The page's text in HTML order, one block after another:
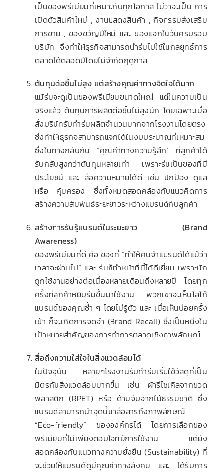
เป็นของพรีเมียมที่เหมาะกับทุกโอกาส ไม่ว่าจะเป็น การ
เปิดตัวสินค้าใหม่ , งานแสดงสินค้า , กิจกรรมส่งเสริม
การขาย , ของขวัญปีใหม่ และ ของแจกในวันครบรอบ
บริษัท จึงทำให้ธุรกิจสามารถนำร่มไปใช้ในกลยุทธ์การ
ตลาดได้ตลอดปีโดยไม่จำกัดฤดูกาล
ต้นทุนต่อชิ้นไม่สูง แต่สร้างคุณค่าทางจิตใจได้มาก
แม้ร่มจะดูเป็นของพรีเมียมขนาดใหญ่ แต่ในความเป็น
จริงแล้ว ต้นทุนการผลิตต่อชิ้นไม่สูงนัก โดยเฉพาะเมื่อ
สั่งบริษัทรับทำร่มผลิตจำนวนมากจากโรงงานโดยตรง
ซึ่งทำให้ธุรกิจสามารถแจกได้ในงบประมาณที่เหมาะสม
ซึ่งในทางกลับกัน “คุณค่าทางความรู้สึก” ที่ลูกค้าได้
รับกลับสูงกว่าต้นทุนหลายเท่า เพราะร่มเป็นของที่มี
ประโยชน์ และ สื่อความหมายได้ดี เช่น ปกป้อง ดูแล
หรือ คุ้มครอง ซึ่งทั้งหมดสอดคล้องกับแนวคิดการ
สร้างความสัมพันธ์ระยะยาวระหว่างแบรนด์กับลูกค้า
สร้างการรับรู้แบรนด์ในระยะยาว (Brand
Awareness)
ของพรีเมียมที่ดี คือ ของที่ “ทำให้คนจำแบรนด์ได้แม้ว่า
เวลาจะผ่านไป” และ ร่มก็ทำหน้าที่นี้ได้ดีเยี่ยม เพราะมัก
ถูกใช้งานอย่างต่อเนื่องหลายเดือนถึงหลายปี โดยทุก
ครั้งที่ลูกค้าหยิบร่มขึ้นมาใช้งาน พวกเขาจะเห็นโลโก้
แบรนด์ของคุณซ้ำ ๆ โดยไม่รู้ตัว และ เมื่อเห็นบ่อยครั้ง
เข้า ก็จะเกิดการจดจำ (Brand Recall) ซึ่งเป็นหนึ่งใน
เป้าหมายสำคัญของการทำการตลาดเชิงภาพลักษณ์
สื่อถึงความใส่ใจในสิ่งแวดล้อมได้
ในปัจจุบัน หลายๆโรงงานรับทำร่มเริ่มใช้วัสดุที่เป็น
มิตรกับสิ่งแวดล้อมมากขึ้น เช่น ผ้ารีไซเคิลจากขวด
พลาสติก (RPET) หรือ ด้ามจับจากไม้ธรรมชาติ ซึ่ง
แบรนด์สามารถนำจุดนี้มาสื่อสารถึงภาพลักษณ์
“Eco-friendly” ขององค์กรได้ โดยการเลือกของ
พรีเมียมที่ไม่เพียงตอบโจทย์การใช้งาน แต่ยัง
สอดคล้องกับแนวทางความยั่งยืน (Sustainability) ที่
จะช่วยให้แบรนด์ดูมีคุณค่าทางสังคม และ ได้รับการ